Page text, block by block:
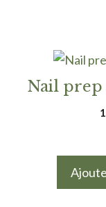
Nail